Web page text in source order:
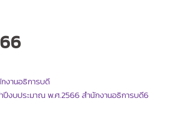
งานอธิการบดี
ปีงบประมาณ พ.ศ.2566 สำนักงานอธิการบดี6